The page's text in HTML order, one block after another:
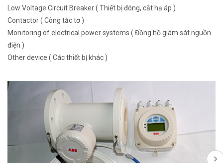
Low Voltage Circuit Breaker ( Thiết bị đóng, cắt hạ áp )
Contactor ( Công tắc tơ )
Monitoring of electrical power systems ( Đồng hồ giám sát nguồn
điện )
Other device ( Các thiết bị khác )